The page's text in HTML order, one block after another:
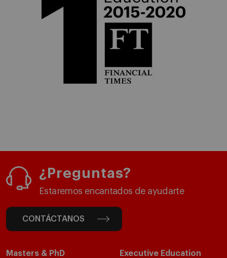
¿Preguntas?
Estaremos encantados de ayudarte
CONTÁCTANOS
Masters & PhD Executive Education